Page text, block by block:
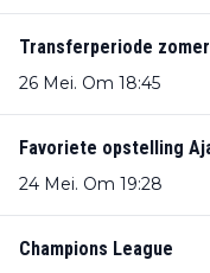
Transferperiode
26 Mei. Om 18:45
Favoriete opstelling
24 Mei. Om 19:28
Champions League